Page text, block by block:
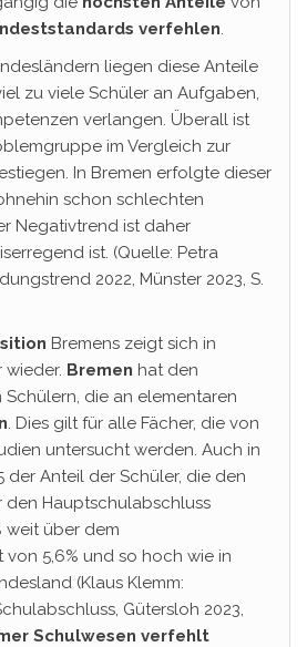
verfehlen.
liegen diese Anteile
zu viele Schüler an Aufgaben,
verlangen. Überall ist
im Vergleich zur
In Bremen erfolgte dieser
schon schlechten
Negativtrend ist daher
ist. (Quelle: Petra
2022, Münster 2023, S.
Bremens zeigt sich in
wieder. Bremen hat den
die an elementaren
. Dies gilt für alle Fächer, die von
untersucht werden. Auch in
der Anteil der Schüler, die den
den Hauptschulabschluss
weit über dem
5,6% und so hoch wie in
(Klaus Klemm:
Gütersloh 2023,
Schulwesen verfehlt